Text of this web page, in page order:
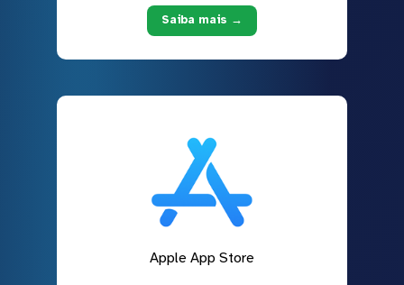
Saiba mais →
Apple App Store